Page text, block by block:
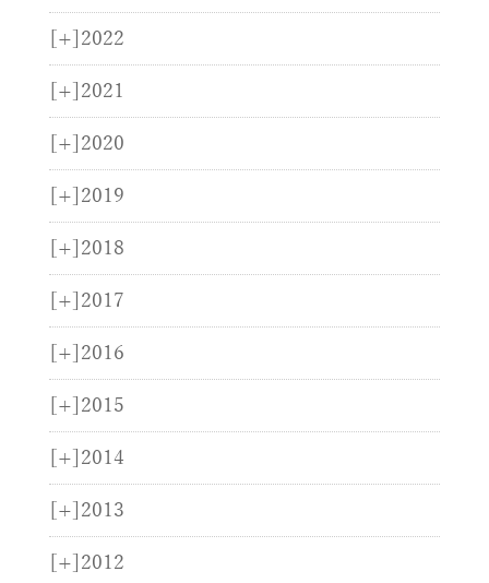
[+] 2022
[+] 2021
[+] 2020
[+] 2019
[+] 2018
[+] 2017
[+] 2016
[+] 2015
[+] 2014
[+] 2013
[+] 2012